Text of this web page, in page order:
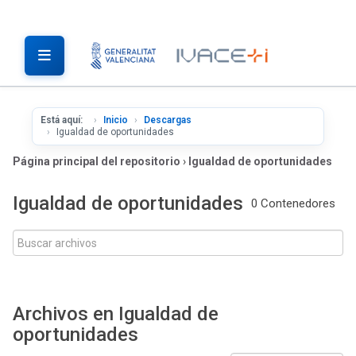
Está aquí: Inicio
Descargas
Igualdad de oportunidades
Página principal del repositorio › Igualdad de oportunidades
Igualdad de oportunidades 0 Contenedores
Archivos en Igualdad de
oportunidades